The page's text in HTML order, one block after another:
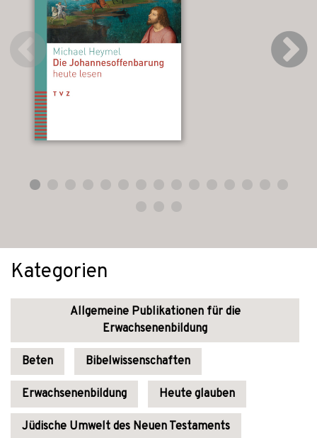
Kategorien
Allgemeine Publikationen für die
Erwachsenenbildung
Beten Bibelwissenschaften
Erwachsenenbildung Heute glauben
Jüdische Umwelt des Neuen Testaments